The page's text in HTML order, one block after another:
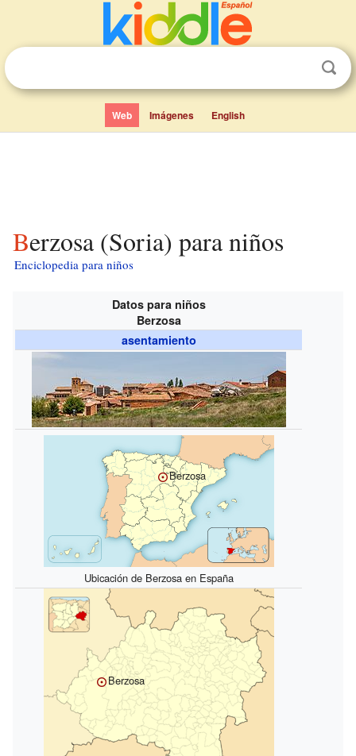
Web Imágenes English
Berzosa (Soria) para niños
Enciclopedia para niños
Datos para niños
Berzosa
asentamiento
Berzosa
Ubicación de Berzosa en España
Berzosa